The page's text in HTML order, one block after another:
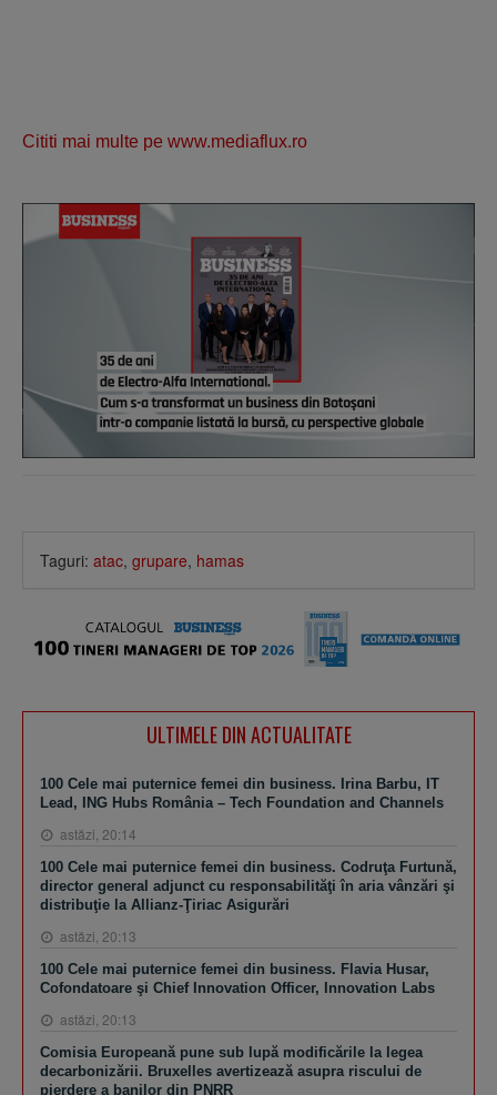
Cititi mai multe pe www.mediaflux.ro
Taguri: atac, grupare, hamas
ULTIMELE DIN ACTUALITATE
100 Cele mai puternice femei din business. Irina Barbu, IT
Lead, ING Hubs România – Tech Foundation and Channels
astăzi, 20:14
100 Cele mai puternice femei din business. Codruţa Furtună,
director general adjunct cu responsabilităţi în aria vânzări şi
distribuţie la Allianz-Ţiriac Asigurări
astăzi, 20:13
100 Cele mai puternice femei din business. Flavia Husar,
Cofondatoare şi Chief Innovation Officer, Innovation Labs
astăzi, 20:13
Comisia Europeană pune sub lupă modificările la legea
decarbonizării. Bruxelles avertizează asupra riscului de
pierdere a banilor din PNRR